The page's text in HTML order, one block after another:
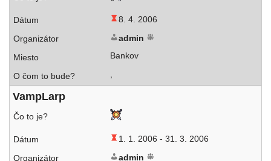
8. 4. 2006
admin
Bankov
,
VampLarp
1. 1. 2006 - 31. 3. 2006
admin